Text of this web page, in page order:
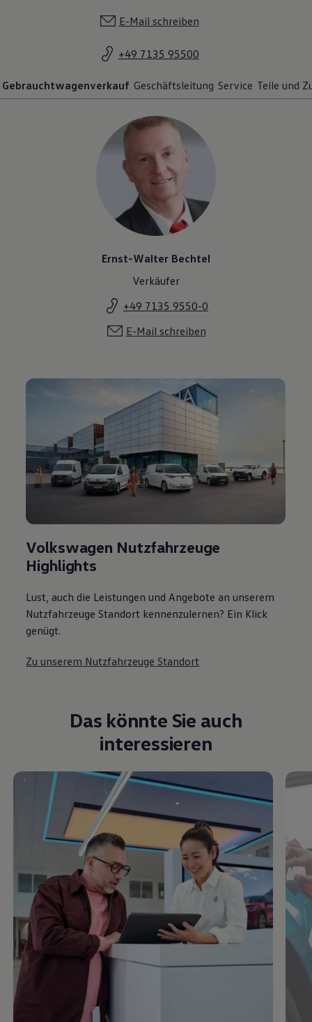
E-Mail schreiben
+49 7135 95500
Gebrauchtwagenverkauf Geschäftsleitung Service Teile und
Ernst-Walter Bechtel
Verkäufer
+49 7135 9550-0
E-Mail schreiben
Volkswagen Nutzfahrzeuge
Highlights
Lust, auch die Leistungen und Angebote an unserem
Nutzfahrzeuge Standort kennenzulernen? Ein Klick
genügt.
Zu unserem Nutzfahrzeuge Standort
Das könnte Sie auch
interessieren